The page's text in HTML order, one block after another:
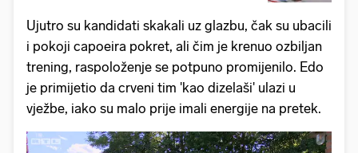
Ujutro su kandidati skakali uz glazbu, čak su ubacili
i pokoji capoeira pokret, ali čim je krenuo ozbiljan
trening, raspoloženje se potpuno promijenilo. Edo
je primijetio da crveni tim 'kao dizelaši' ulazi u
vježbe, iako su malo prije imali energije na pretek.